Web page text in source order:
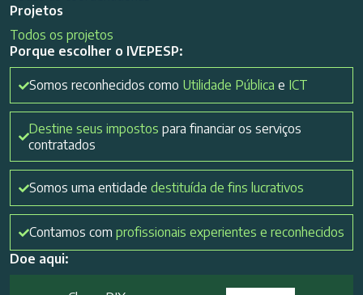
Projetos
Todos os projetos
Porque escolher o IVEPESP:
Somos reconhecidos como Utilidade Pública e ICT
Destine seus impostos para financiar os serviços
contratados
Somos uma entidade destituída de fins lucrativos
Contamos com profissionais experientes e reconhecidos
Doe aqui: